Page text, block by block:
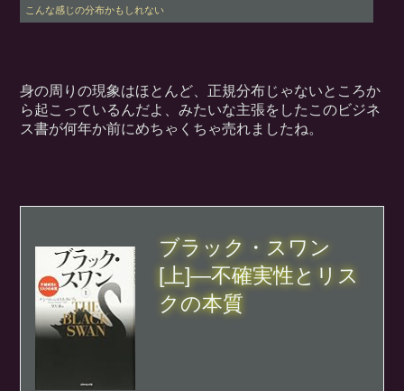
こんな感じの分布かもしれない
身の周りの現象はほとんど、正規分布じゃないところか
ら起こっているんだよ、みたいな主張をしたこのビジネ
ス書が何年か前にめちゃくちゃ売れましたね。
ブラック・スワン
[上]―不確実性とリス
クの本質